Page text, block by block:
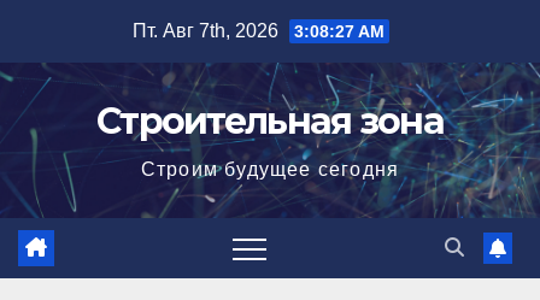
содержимому
Пт. Авг 7th, 2026 3:08:28 AM
Строительная зона
Строим будущее сегодня